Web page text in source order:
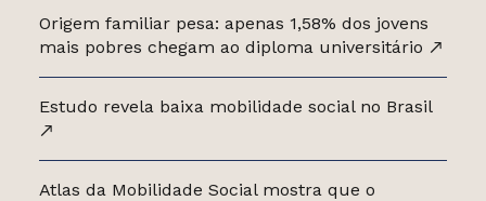
Origem familiar pesa: apenas 1,58% dos jovens
mais pobres chegam ao diploma universitário
Estudo revela baixa mobilidade social no Brasil
Atlas da Mobilidade Social mostra que o